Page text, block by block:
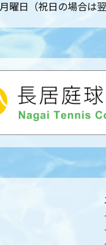
月曜日（祝日の場合は